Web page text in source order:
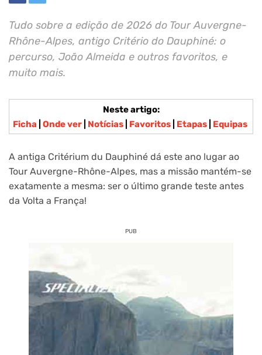
Tudo sobre a edição de 2026 do Tour Auvergne-
Rhône-Alpes, antigo Critério do Dauphiné: o
percurso, João Almeida e outros favoritos, e
muito mais.
Neste artigo:
Ficha
Onde ver Notícias Favoritos Etapas Equipas
A antiga Critérium du Dauphiné dá este ano lugar ao
Tour Auvergne-Rhône-Alpes, mas a missão mantém-se
exatamente a mesma: ser o último grande teste antes
da Volta a França!
PUB